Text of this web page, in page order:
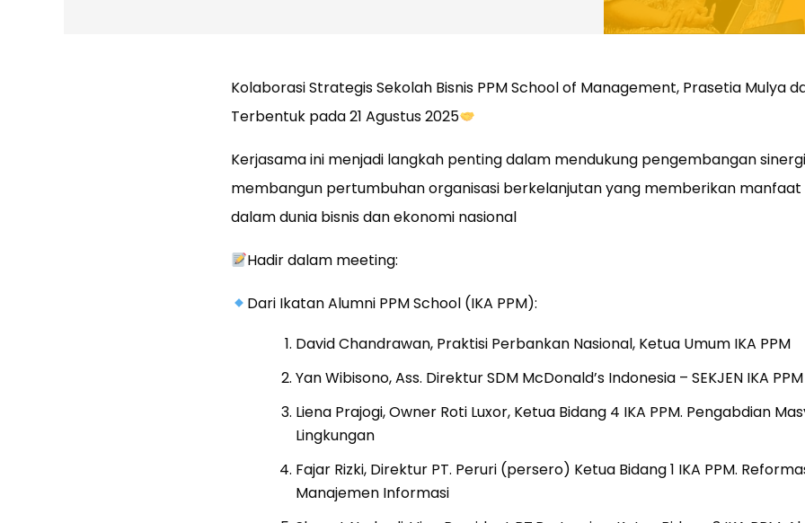
Kolaborasi Strategis Sekolah Bisnis PPM School of Management, Prasetia Mulya
Terbentuk pada 21 Agustus 2025
Kerjasama ini menjadi langkah penting dalam mendukung pengembangan
membangun pertumbuhan organisasi berkelanjutan yang memberikan manfaat
dalam dunia bisnis dan ekonomi nasional
Hadir dalam meeting:
Dari Ikatan Alumni PPM School (IKA PPM):
David Chandrawan, Praktisi Perbankan Nasional, Ketua Umum IKA PPM
Yan Wibisono, Ass. Direktur SDM McDonald’s Indonesia – SEKJEN IKA PPM
Liena Prajogi, Owner Roti Luxor, Ketua Bidang 4 IKA PPM. Pengabdian
Lingkungan
Fajar Rizki, Direktur PT. Peruri (persero) Ketua Bidang 1 IKA PPM.
Manajemen Informasi